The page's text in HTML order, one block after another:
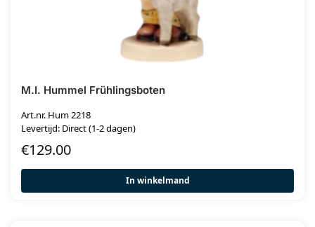
M.I. Hummel Frühlingsboten
Art.nr. Hum 2218
Levertijd: Direct (1-2 dagen)
€129.00
In winkelmand